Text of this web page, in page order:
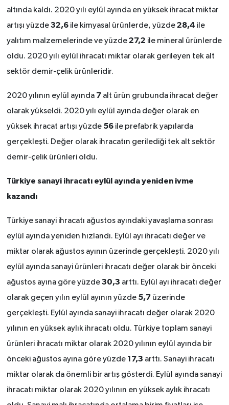
altında kaldı. 2020 yılı eylül ayında en yüksek ihracat miktar
artışı yüzde32,6 ile kimyasal ürünlerde, yüzde28,4 ile
yalıtım malzemelerinde ve yüzde27,2 ile mineral ürünlerde
oldu. 2020 yılı eylül ihracatı miktar olarak gerileyen tek alt
sektör demir-çelik ürünleridir.
2020 yılının eylül ayında 7 alt ürün grubunda ihracat değer
olarak yükseldi. 2020 yılı eylül ayında değer olarak en
yüksek ihracat artışı yüzde 56 ile prefabrik yapılarda
gerçekleşti. Değer olarak ihracatın gerilediği tek alt sektör
demir-çelik ürünleri oldu.
Türkiye sanayi ihracatı eylül ayında yeniden ivme
kazandı
Türkiye sanayi ihracatı ağustos ayındaki yavaşlama sonrası
eylül ayında yeniden hızlandı. Eylül ayı ihracatı değer ve
miktar olarak ağustos ayının üzerinde gerçekleşti. 2020 yılı
eylül ayında sanayi ürünleri ihracatı değer olarak bir önceki
ağustos ayına göre yüzde30,3 arttı. Eylül ayı ihracatı değer
olarak geçen yılın eylül ayının yüzde 5,7üzerinde
gerçekleşti. Eylül ayında sanayi ihracatı değer olarak 2020
yılının en yüksek aylık ihracatı oldu. Türkiye toplam sanayi
ürünleri ihracatı miktar olarak 2020 yılının eylül ayında bir
önceki ağustos ayına göre yüzde 17,3 arttı. Sanayi ihracatı
miktar olarak da önemli bir artış gösterdi. Eylül ayında sanayi
ihracatı miktar olarak 2020 yılının en yüksek aylık ihracatı